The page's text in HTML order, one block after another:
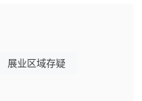
通常优先选择受监管的经纪
展业区域存疑